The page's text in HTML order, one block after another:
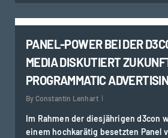
PANEL-POWER BEI DER
MEDIA DISKUTIERT
PROGRAMMATIC
By Constantin Lenhart
Im Rahmen der diesjährigen d3con
einem hochkarätig besetzten Panel
0